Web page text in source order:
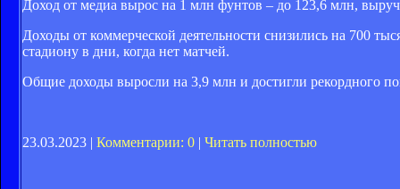
Доход от медиа вырос на 1 млн фунтов – до 123,6 млн,
Доходы от коммерческой деятельности снизились на 700
стадиону в дни, когда нет матчей.
Общие доходы выросли на 3,9 млн и достигли рекордного
23.03.2023 | Комментарии: 0 | Читать полностью